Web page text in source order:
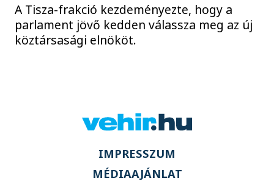
A Tisza-frakció kezdeményezte, hogy a
parlament jövő kedden válassza meg az új
köztársasági elnököt.
IMPRESSZUM
MÉDIAAJÁNLAT